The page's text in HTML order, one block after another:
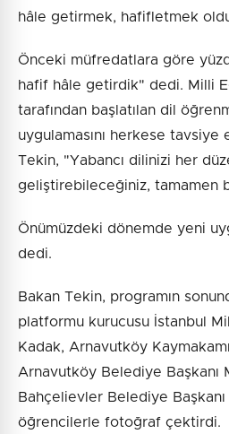
hâle getirmek, hafifletmek
Önceki müfredatlara göre
hafif hâle getirdik" dedi. Milli
tarafından başlatılan dil
uygulamasını herkese
Tekin, "Yabancı dilinizi her
geliştirebileceğiniz, tamamen
Önümüzdeki dönemde yeni
dedi.
Bakan Tekin, programın
platformu kurucusu İstanbul
Kadak, Arnavutköy
Arnavutköy Belediye Başkanı
Bahçelievler Belediye Başkanı
öğrencilerle fotoğraf çektirdi.